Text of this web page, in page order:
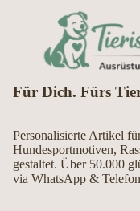
Für Dich. Fürs
Personalisierte Artikel
Hundesportmotiven,
gestaltet. Über 50.000
via WhatsApp &